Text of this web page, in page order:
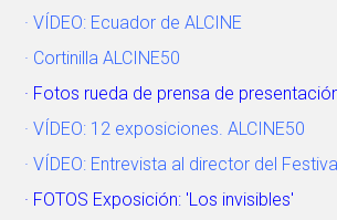
· VÍDEO: Ecuador de ALCINE
· Cortinilla ALCINE50
· Fotos rueda de prensa de
· VÍDEO: 12 exposiciones. ALCINE50
· VÍDEO: Entrevista al director del Festival
· FOTOS Exposición: 'Los invisibles'